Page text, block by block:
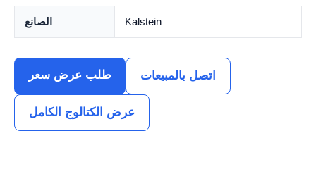
الصانع Kalstein
طلب عرض سعر اتصل بالمبيعات
عرض الكتالوج الكامل